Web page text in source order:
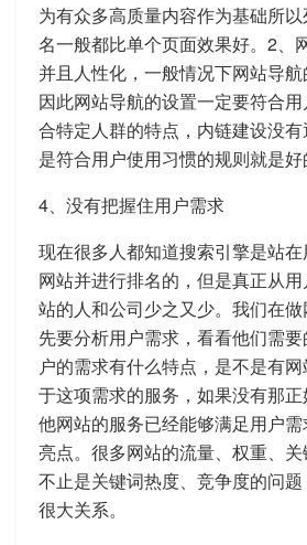
为有众多高质量内容作为基础所
名一般都比单个页面效果好。2、
并且人性化，一般情况下网站导航
因此网站导航的设置一定要符合
合特定人群的特点，内链建设没
是符合用户使用习惯的规则就是好
4、没有把握住用户需求
现在很多人都知道搜索引擎是站
网站并进行排名的，但是真正从
站的人和公司少之又少。我们在
先要分析用户需求，看看他们需
户的需求有什么特点，是不是有
于这项需求的服务，如果没有那
他网站的服务已经能够满足用户
亮点。很多网站的流量、权重、
不止是关键词热度、竞争度的问
很大关系。